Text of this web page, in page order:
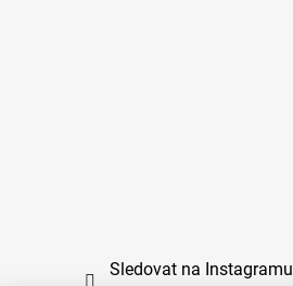
Sledovat na Instagramu